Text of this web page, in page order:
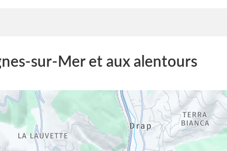
sur-Mer et aux alentours